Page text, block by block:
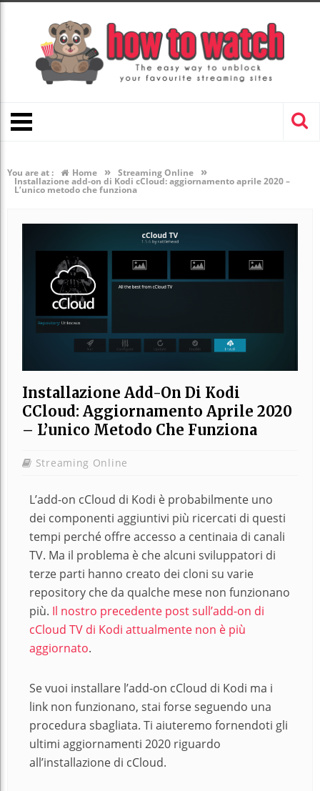
You are at : Home » Streaming Online »
Installazione add-on di Kodi cCloud: aggiornamento aprile 2020 –
L’unico metodo che funziona
Installazione Add-On Di Kodi
CCloud: Aggiornamento Aprile 2020
– L’unico Metodo Che Funziona
Streaming Online
L’add-on cCloud di Kodi è probabilmente uno
dei componenti aggiuntivi più ricercati di questi
tempi perché offre accesso a centinaia di canali
TV. Ma il problema è che alcuni sviluppatori di
terze parti hanno creato dei cloni su varie
repository che da qualche mese non funzionano
più. Il nostro precedente post sull’add-on di
cCloud TV di Kodi attualmente non è più
aggiornato.
Se vuoi installare l’add-on cCloud di Kodi ma i
link non funzionano, stai forse seguendo una
procedura sbagliata. Ti aiuteremo fornendoti gli
ultimi aggiornamenti 2020 riguardo
all’installazione di cCloud.